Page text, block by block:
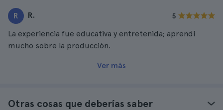
R R. 5
La experiencia fue educativa y entretenida; aprendí
mucho sobre la producción.
Ver más
Otras cosas que deberías saber